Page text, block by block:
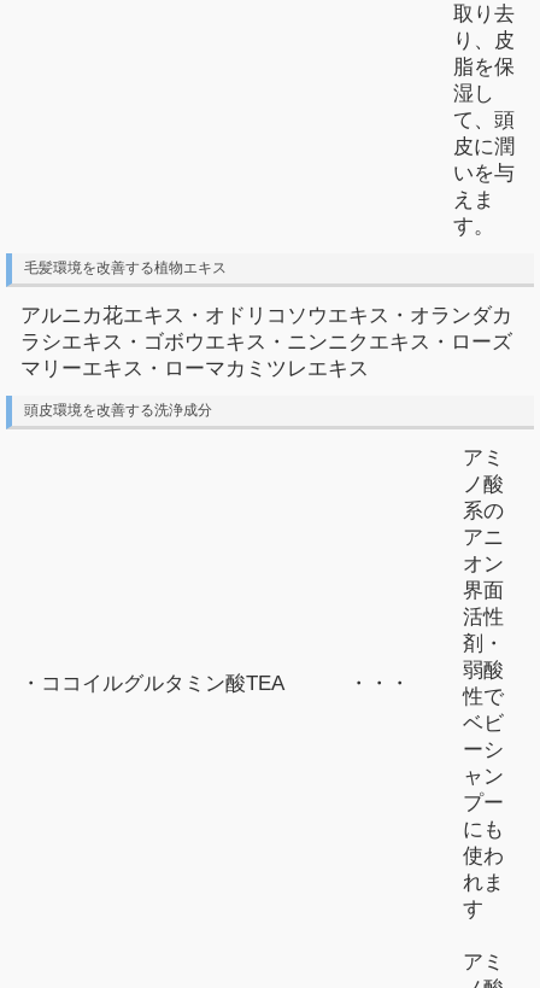
取り去
り、皮
脂を保
湿し
て、頭
皮に潤
いを与
えま
す。
毛髪環境を改善する植物エキス
アルニカ花エキス・オドリコソウエキス・オランダカ
ラシエキス・ゴボウエキス・ニンニクエキス・ローズ
マリーエキス・ローマカミツレエキス
頭皮環境を改善する洗浄成分
・ココイルグルタミン酸TEA ・・・
アミ
ノ酸
系の
アニ
オン
界面
活性
剤・
弱酸
性で
ベビ
ーシ
ャン
プー
にも
使わ
れま
す
アミ